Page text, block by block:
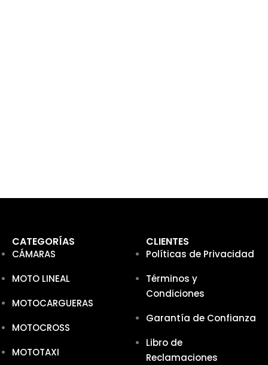
CATEGORÍAS
CÁMARAS
MOTO LINEAL
MOTOCARGUERAS
MOTOCROSS
MOTOTAXI
CLIENTES
Políticas de Privacidad
Términos y
Condiciones
Garantía de Confianza
Libro de
Reclamaciones